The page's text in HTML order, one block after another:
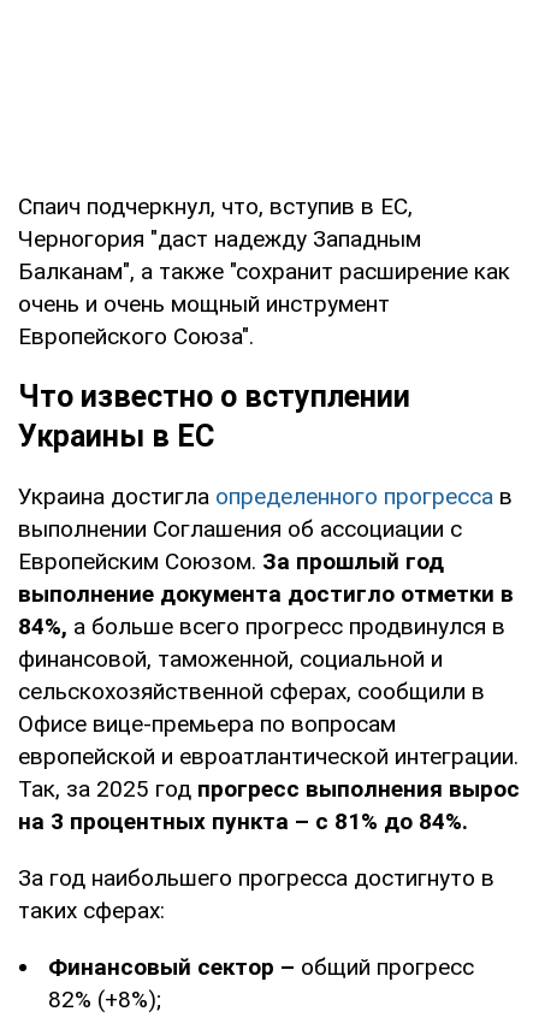
Спаич подчеркнул, что, вступив в ЕС,
Черногория "даст надежду Западным
Балканам", а также "сохранит расширение как
очень и очень мощный инструмент
Европейского Союза".
Что известно о вступлении
Украины в ЕС
Украина достигла определенного прогресса в
выполнении Соглашения об ассоциации с
Европейским Союзом. За прошлый год
выполнение документа достигло отметки в
84%, а больше всего прогресс продвинулся в
финансовой, таможенной, социальной и
сельскохозяйственной сферах, сообщили в
Офисе вице-премьера по вопросам
европейской и евроатлантической интеграции.
Так, за 2025 год прогресс выполнения вырос
на 3 процентных пункта – с 81% до 84%.
За год наибольшего прогресса достигнуто в
таких сферах:
Финансовый сектор – общий прогресс
82% (+8%);